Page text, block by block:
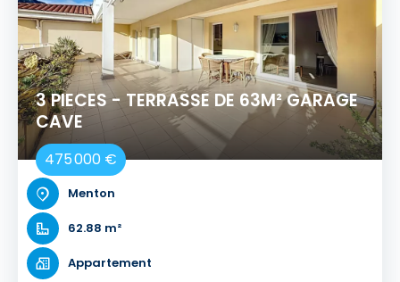
3 PIECES - TERRASSE DE 63M² GARAGE
CAVE
475 000 €
Menton
62.88 m²
Appartement